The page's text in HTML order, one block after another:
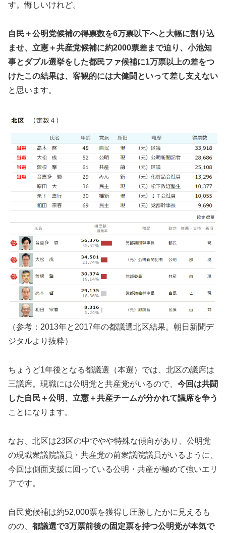
す。悔しいけれど。
自民＋公明党候補の得票数を6万票以下へと大幅に割り込
ませ、立憲＋共産党候補に約2000票差まで迫り、小池知
事とダブル選挙をした都民ファ候補に1万票以上の差をつ
けたこの結果は、客観的には大健闘といって差し支えない
と思います。
（参考：2013年と2017年の都議選北区結果。朝日新聞デ
ジタルより抜粋）
ちょうど1年後となる都議選（本選）では、北区の議席は
三議席。現職には公明党と共産党がいるので、 今回は共闘
した自民＋公明、立憲＋共産チームが分かれて議席を争う
ことになります。
なお、北区は23区の中でやや特殊な傾向があり、公明党
の現職衆議院議員・共産党の前衆議院議員がいるように、
今回は側面支援に回っている公明・共産が極めて強いエリ
アです。
自民党候補は約52,000票を獲得し圧勝したかに見えるも
のの、 都議選で3万票前後の固定票を持つ公明党が本気で